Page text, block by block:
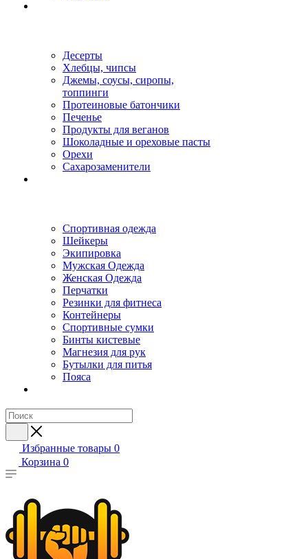
Десерты
Хлебцы, чипсы
Джемы, соусы, сиропы,
топпинги
Протеиновые батончики
Печенье
Продукты для веганов
Шоколадные и ореховые пасты
Орехи
Сахарозаменители
Спортивная одежда
Шейкеры
Экипировка
Мужская Одежда
Женская Одежда
Перчатки
Резинки для фитнеса
Контейнеры
Спортивные сумки
Бинты кистевые
Магнезия для рук
Бутылки для питья
Пояса
Избранные товары 0
Корзина 0